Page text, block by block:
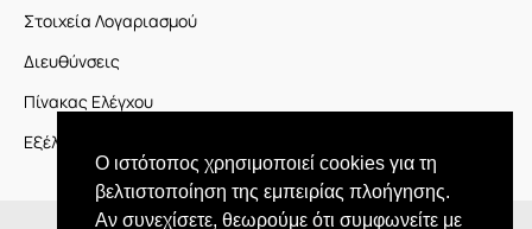
Ο ιστότοπος χρησιμοποιεί cookies για τη
βελτιστοποίηση της εμπειρίας πλοήγησης.
Αν συνεχίσετε, θεωρούμε ότι συμφωνείτε με
Στοιχεία Λογαριασμού
Διευθύνσεις
Πίνακας Ελέγχου
Εξέλιξη Παραγγελίας